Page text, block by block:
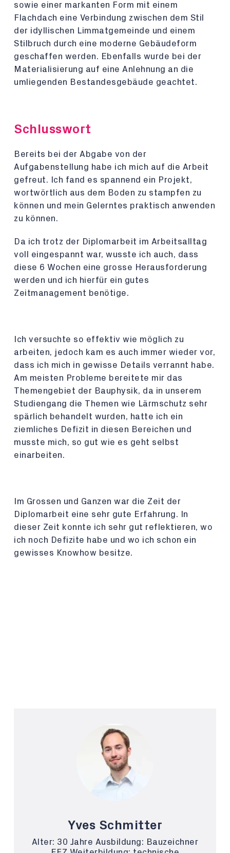
sowie einer markanten Form mit einem
Flachdach eine Verbindung zwischen dem Stil
der idyllischen Limmatgemeinde und einem
Stilbruch durch eine moderne Gebäudeform
geschaffen werden. Ebenfalls wurde bei der
Materialisierung auf eine Anlehnung an die
umliegenden Bestandesgebäude geachtet.
Schlusswort
Bereits bei der Abgabe von der
Aufgabenstellung habe ich mich auf die Arbeit
gefreut. Ich fand es spannend ein Projekt,
wortwörtlich aus dem Boden zu stampfen zu
können und mein Gelerntes praktisch anwenden
zu können.
Da ich trotz der Diplomarbeit im Arbeitsalltag
voll eingespannt war, wusste ich auch, dass
diese 6 Wochen eine grosse Herausforderung
werden und ich hierfür ein gutes
Zeitmanagement benötige.
Ich versuchte so effektiv wie möglich zu
arbeiten, jedoch kam es auch immer wieder vor,
dass ich mich in gewisse Details verrannt habe.
Am meisten Probleme bereitete mir das
Themengebiet der Bauphysik, da in unserem
Studiengang die Themen wie Lärmschutz sehr
spärlich behandelt wurden, hatte ich ein
ziemliches Defizit in diesen Bereichen und
musste mich, so gut wie es geht selbst
einarbeiten.
Im Grossen und Ganzen war die Zeit der
Diplomarbeit eine sehr gute Erfahrung. In
dieser Zeit konnte ich sehr gut reflektieren, wo
ich noch Defizite habe und wo ich schon ein
gewisses Knowhow besitze.
Yves Schmitter
Alter: 30 Jahre Ausbildung: Bauzeichner